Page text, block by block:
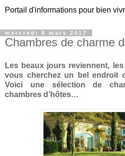
Portail d'informations pour bien
mercredi 8 mars 2017
Chambres de charme
Les beaux jours reviennent,
vous cherchez un bel endroit
Voici une sélection de
chambres d’hôtes…